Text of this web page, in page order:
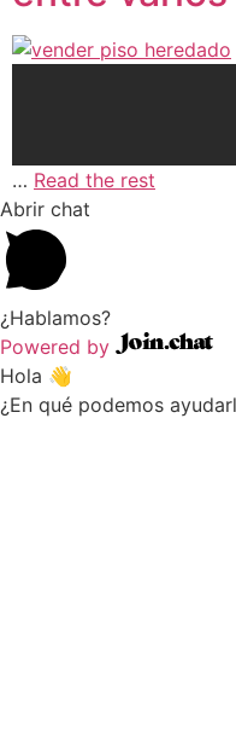
… Read the rest
Abrir chat
¿Hablamos?
Powered by
Hola 👋
¿En qué podemos